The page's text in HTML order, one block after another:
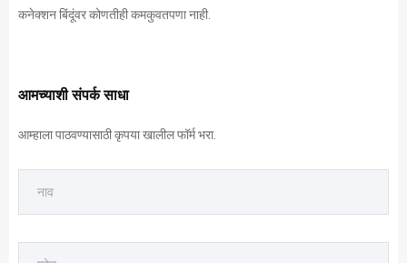
कनेक्शन बिंदूंवर कोणतीही कमकुवतपणा नाही.
आमच्याशी संपर्क साधा
आम्हाला पाठवण्यासाठी कृपया खालील फॉर्म भरा.